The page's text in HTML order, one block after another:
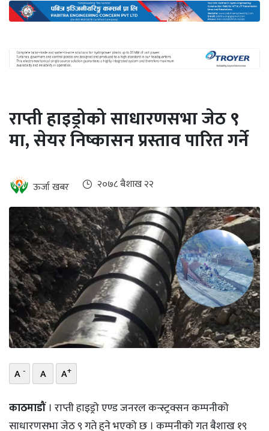
ऊर्जा
दक्षता
खबर
हरित
इभी
सम्पादकीय
बैंक
पर्यटन
भिडियो
छापा
खोज
प्रोफाइल
विशेष
राप्ती हाइड्रोको साधारणसभा जेठ ९
मा, सेयर निष्कासन प्रस्ताव पारित गर्ने
ऊर्जा खबर २०७८ ब‌ैशाख २२
A - A A+
काठमाडौं। राप्ती हाइड्रो एण्ड जनरल कन्स्ट्रक्सन कम्पनीको
साधारणसभा जेठ ९ गते हुने भएको छ । कम्पनीको गत बैशाख १९